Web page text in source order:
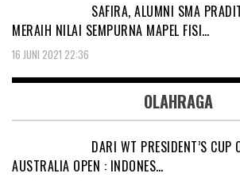
SAFIRA, ALUMNI SMA
MERAIH NILAI SEMPURNA MAPEL FISI…
16 JUNI 2021 22:36
OLAHRAGA
DARI WT PRESIDENT’S CUP
AUSTRALIA OPEN : INDONES…